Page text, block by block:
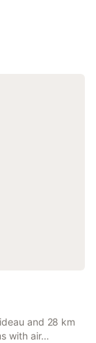
du Rivau.
and 28 km
with air